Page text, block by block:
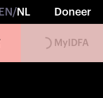
EN /NL Doneer
Loading... MyIDFA